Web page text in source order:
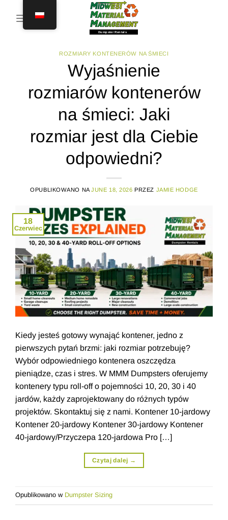
ROZMIARY KONTENERÓW NA ŚMIECI
Wyjaśnienie
rozmiarów kontenerów
na śmieci: Jaki
rozmiar jest dla Ciebie
odpowiedni?
OPUBLIKOWANO NAJUNE 18, 2026 PRZEZ JAMIE HODGE
18
Czerwiec
Kiedy jesteś gotowy wynająć kontener, jedno z
pierwszych pytań brzmi: jaki rozmiar potrzebuję?
Wybór odpowiedniego kontenera oszczędza
pieniądze, czas i stres. W MMM Dumpsters oferujemy
kontenery typu roll-off o pojemności 10, 20, 30 i 40
jardów, każdy zaprojektowany do różnych typów
projektów. Skontaktuj się z nami. Kontener 10-jardowy
Kontener 20-jardowy Kontener 30-jardowy Kontener
40-jardowy/Przyczepa 120-jardowa Pro […]
Czytaj dalej →
Opublikowano w Dumpster Sizing